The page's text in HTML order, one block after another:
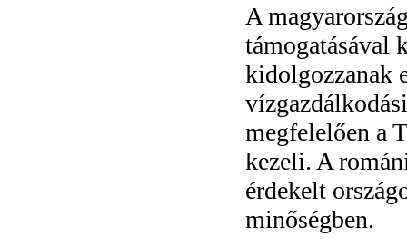
A
támogatásával
kidolgozzanak
megfelelően a
kezeli. A
érdekelt
minőségben.